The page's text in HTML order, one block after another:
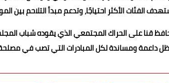
الفئات الأكثر احتياجًا، وتدعم مبدأ التلاحم
قنا على الحراك المجتمعي الذي يقوده شباب
داعمة ومساندة لكل المبادرات التي تصب في مصلحة